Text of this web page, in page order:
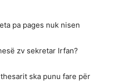
pa pages nuk nisen
zv sekretar Irfan?
ska punu fare për